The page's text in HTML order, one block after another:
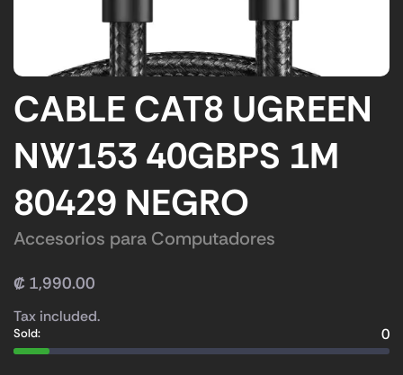
CABLE CAT8 UGREEN
NW153 40GBPS 1M
80429 NEGRO
Accesorios para Computadores
₡ 1,990.00
Tax included.
Sold: 0